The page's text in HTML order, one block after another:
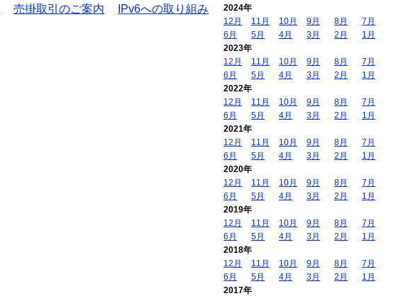
売掛取引のご案内
IPv6への取り組み
2024年
12月
11月 10月 9月 8月
7月
6月
5月 4月 3月 2月
1月
2023年
12月
11月 10月 9月 8月
7月
6月
5月 4月 3月 2月
1月
2022年
12月
11月 10月 9月 8月
7月
6月
5月 4月 3月 2月
1月
2021年
12月
11月 10月 9月 8月
7月
6月
5月 4月 3月 2月
1月
2020年
12月
11月 10月 9月 8月
7月
6月
5月 4月 3月 2月
1月
2019年
12月
11月 10月 9月 8月
7月
6月
5月 4月 3月 2月
1月
2018年
12月
11月 10月 9月 8月
7月
6月
5月 4月 3月 2月
1月
2017年